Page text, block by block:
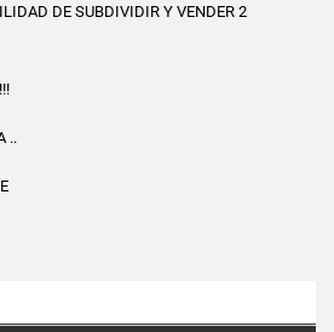
DE SUBDIVIDIR Y VENDER 2
..